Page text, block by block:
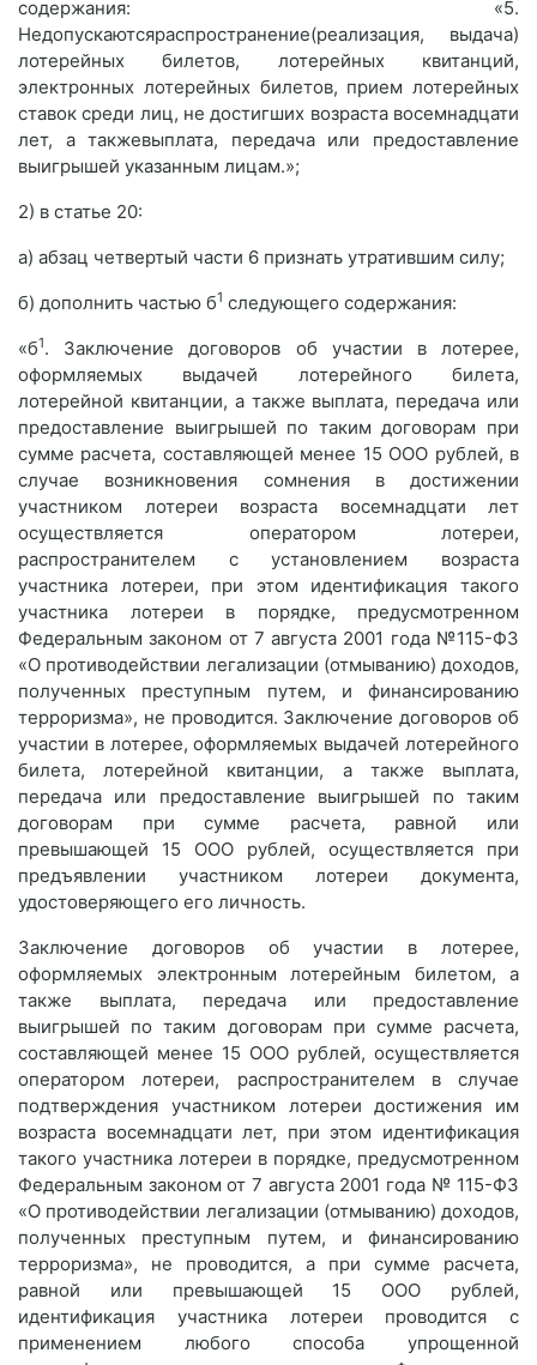
содержания: «5.
Недопускаютсяраспространение(реализация, выдача)
лотерейных билетов, лотерейных квитанций,
электронных лотерейных билетов, прием лотерейных
ставок среди лиц, не достигших возраста восемнадцати
лет, а такжевыплата, передача или предоставление
выигрышей указанным лицам.»;
2) в статье 20:
а) абзац четвертый части 6 признать утратившим силу;
б) дополнить частью б1 следующего содержания:
«б1. Заключение договоров об участии в лотерее,
оформляемых выдачей лотерейного билета,
лотерейной квитанции, а также выплата, передача или
предоставление выигрышей по таким договорам при
сумме расчета, составляющей менее 15 ООО рублей, в
случае возникновения сомнения в достижении
участником лотереи возраста восемнадцати лет
осуществляется оператором лотереи,
распространителем с установлением возраста
участника лотереи, при этом идентификация такого
участника лотереи в порядке, предусмотренном
Федеральным законом от 7 августа 2001 года №115-ФЗ
«О противодействии легализации (отмыванию) доходов,
полученных преступным путем, и финансированию
терроризма», не проводится. Заключение договоров об
участии в лотерее, оформляемых выдачей лотерейного
билета, лотерейной квитанции, а также выплата,
передача или предоставление выигрышей по таким
договорам при сумме расчета, равной или
превышающей 15 ООО рублей, осуществляется при
предъявлении участником лотереи документа,
удостоверяющего его личность.
Заключение договоров об участии в лотерее,
оформляемых электронным лотерейным билетом, а
также выплата, передача или предоставление
выигрышей по таким договорам при сумме расчета,
составляющей менее 15 ООО рублей, осуществляется
оператором лотереи, распространителем в случае
подтверждения участником лотереи достижения им
возраста восемнадцати лет, при этом идентификация
такого участника лотереи в порядке, предусмотренном
Федеральным законом от 7 августа 2001 года № 115-ФЗ
«О противодействии легализации (отмыванию) доходов,
полученных преступным путем, и финансированию
терроризма», не проводится, а при сумме расчета,
равной или превышающей 15 ООО рублей,
идентификация участника лотереи проводится с
применением любого способа упрощенной